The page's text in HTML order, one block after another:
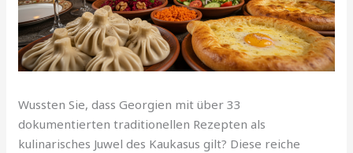
Wussten Sie, dass Georgien mit über 33
dokumentierten traditionellen Rezepten als
kulinarisches Juwel des Kaukasus gilt? Diese reiche